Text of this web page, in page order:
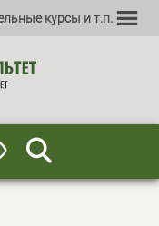
курсы и т.п.